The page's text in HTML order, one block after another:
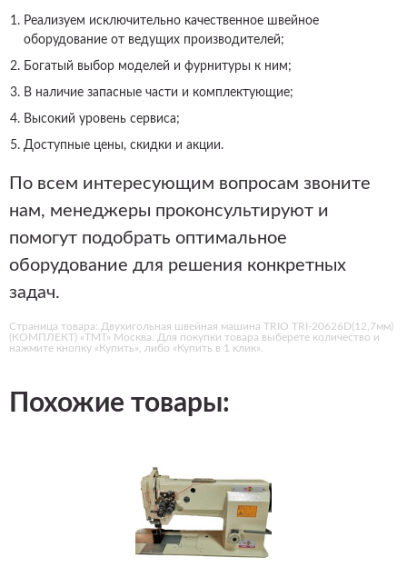
Реализуем исключительно качественное швейное
оборудование от ведущих производителей;
Богатый выбор моделей и фурнитуры к ним;
В наличие запасные части и комплектующие;
Высокий уровень сервиса;
Доступные цены, скидки и акции.
По всем интересующим вопросам звоните
нам, менеджеры проконсультируют и
помогут подобрать оптимальное
оборудование для решения конкретных
задач.
Страница товара: Двухигольная швейная машина TRIO TRI-20626D(12,7мм)
(КОМПЛЕКТ) «ТМТ» Москва. Для покупки товара выберете количество и
нажмите кнопку «Купить», либо «Купить в 1 клик».
Похожие товары: